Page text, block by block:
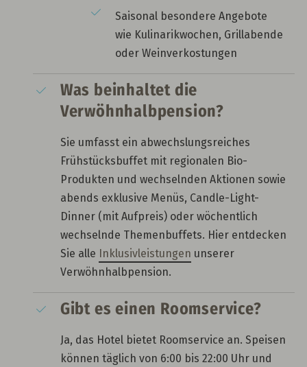
Saisonal besondere Angebote
wie Kulinarikwochen, Grillabende
oder Weinverkostungen
Was beinhaltet die
Verwöhnhalbpension?
Sie umfasst ein abwechslungsreiches
Frühstücksbuffet mit regionalen Bio-
Produkten und wechselnden Aktionen sowie
abends exklusive Menüs, Candle-Light-
Dinner (mit Aufpreis) oder wöchentlich
wechselnde Themenbuffets. Hier entdecken
Sie alle Inklusivleistungen unserer
Verwöhnhalbpension.
Gibt es einen Roomservice?
Ja, das Hotel bietet Roomservice an. Speisen
können täglich von 6:00 bis 22:00 Uhr und